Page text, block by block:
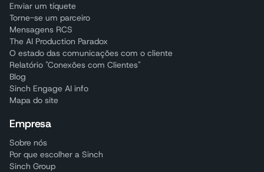
Enviar um tíquete
Torne-se um parceiro
Mensagens RCS
The AI Production Paradox
O estado das comunicações com o cliente
Relatório "Conexões com Clientes"
Blog
Sinch Engage AI info
Mapa do site
Empresa
Sobre nós
Por que escolher a Sinch
Sinch Group